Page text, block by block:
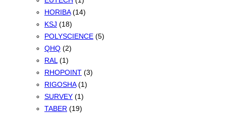
HORIBA (14)
KSJ (18)
POLYSCIENCE (5)
QHQ (2)
RAL (1)
RHOPOINT (3)
RIGOSHA (1)
SURVEY (1)
TABER (19)